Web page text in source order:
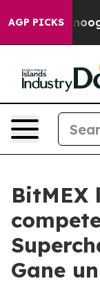
AGP PICKS
Chattanooga.
BitMEX
Gane